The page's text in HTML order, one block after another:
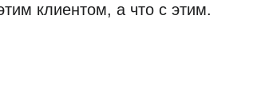
клиентом, а что с этим.